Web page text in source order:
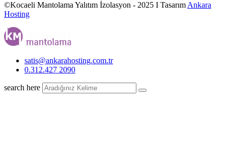
©Kocaeli Mantolama Yalıtım İzolasyon - 2025 I TasarımAnkara
Hosting
satis@ankarahosting.com.tr
0.312.427 2090
search here